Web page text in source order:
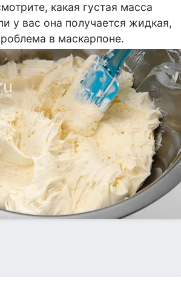
какая густая масса
у вас она получается жидкая,
в маскарпоне.